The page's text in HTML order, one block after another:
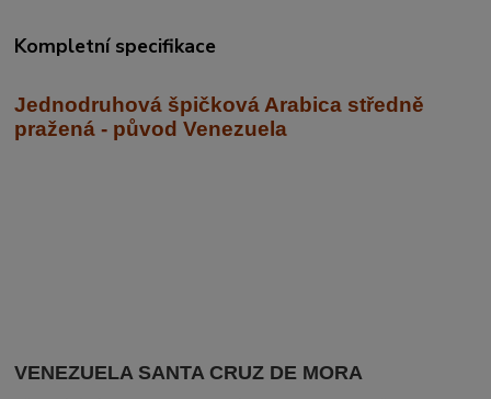
Kompletní specifikace
Jednodruhová špičková Arabica středně
pražená - původ Venezuela
VENEZUELA SANTA CRUZ DE MORA